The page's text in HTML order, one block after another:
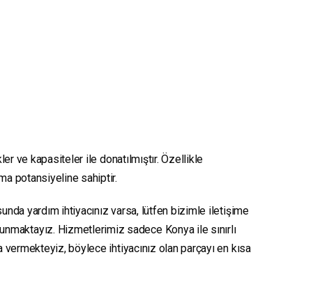
ve kapasiteler ile donatılmıştır. Özellikle
potansiyeline sahiptir.
yardım ihtiyacınız varsa, lütfen bizimle iletişime
Hizmetlerimiz sadece Konya ile sınırlı
böylece ihtiyacınız olan parçayı en kısa